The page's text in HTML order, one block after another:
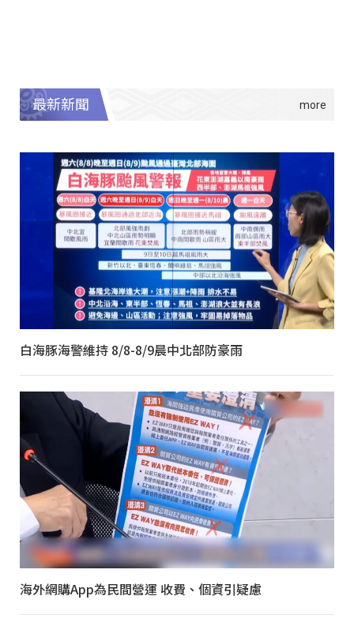
最新新聞
白海豚海警維持 8/8-8/9晨中北部防豪雨
海外網購App為民間營運 收費、個資引疑慮